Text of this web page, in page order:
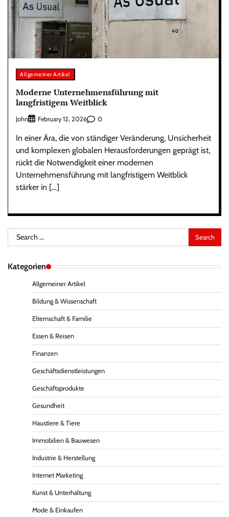
Allgemeiner Artikel
Moderne Unternehmensführung mit
langfristigem Weitblick
John February 12, 2026 0
In einer Ära, die von ständiger Veränderung, Unsicherheit
und komplexen globalen Herausforderungen geprägt ist,
rückt die Notwendigkeit einer modernen
Unternehmensführung mit langfristigem Weitblick
stärker in […]
Search
for:
Kategorien
Allgemeiner Artikel
Bildung & Wissenschaft
Elternschaft & Familie
Essen & Reisen
Finanzen
Geschäftsdienstleistungen
Geschäftsprodukte
Gesundheit
Haustiere & Tiere
Immobilien & Bauwesen
Industrie & Herstellung
Internet Marketing
Kunst & Unterhaltung
Mode & Einkaufen